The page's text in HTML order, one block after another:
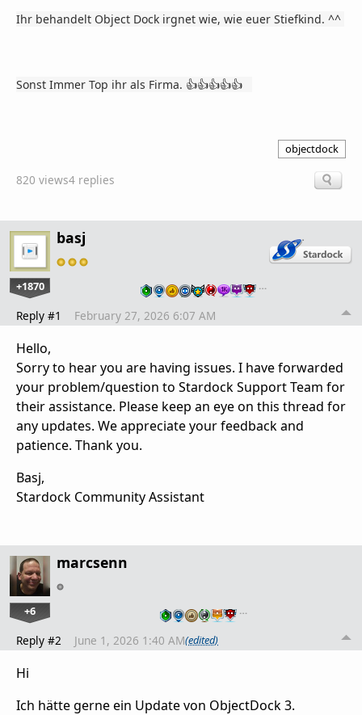
Ihr behandelt Object Dock irgnet wie, wie euer Stiefkind. ^^
Sonst Immer Top ihr als Firma. 👍👍👍👍👍
objectdock
820 views4 replies
basj
+1870 …
Reply #1 February 27, 2026 6:07 AM
Hello,
Sorry to hear you are having issues. I have forwarded
your problem/question to Stardock Support Team for
their assistance. Please keep an eye on this thread for
any updates. We appreciate your feedback and
patience. Thank you.
Basj,
Stardock Community Assistant
marcsenn
+6 …
Reply #2 June 1, 2026 1:40 AM(edited)
Hi
Ich hätte gerne ein Update von ObjectDock 3.